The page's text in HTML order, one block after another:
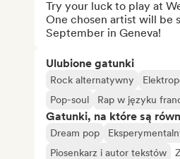
Try your luck to play at
One chosen artist will be
September in Geneva!
Ulubione gatunki
Rock alternatywny
Pop-soul
Rap w języku
Gatunki, na które są
Dream pop
Piosenkarz i autor tekstów